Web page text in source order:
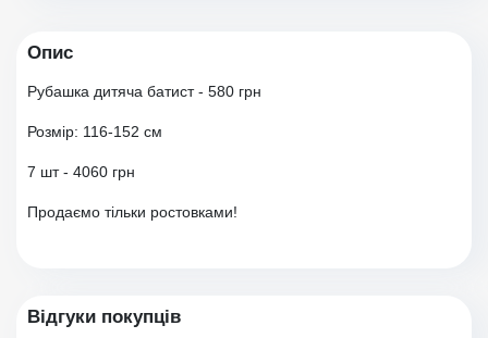
Опис
Рубашка дитяча батист - 580 грн
Розмір: 116-152 см
7 шт - 4060 грн
Продаємо тільки ростовками!
Відгуки покупців